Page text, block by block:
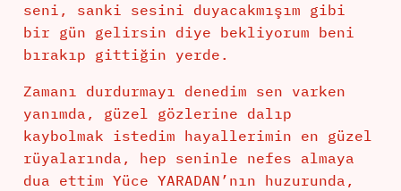
seni, sanki sesini duyacakmışım gibi
bir gün gelirsin diye bekliyorum beni
bırakıp gittiğin yerde.
Zamanı durdurmayı denedim sen varken
yanımda, güzel gözlerine dalıp
kaybolmak istedim hayallerimin en güzel
rüyalarında, hep seninle nefes almaya
dua ettim Yüce YARADAN’nın huzurunda,